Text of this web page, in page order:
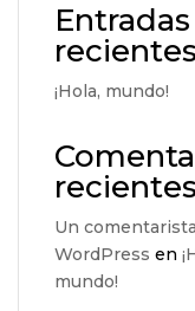
Entradas
recientes
¡Hola, mundo!
recientes
Un
WordPress en
mundo!